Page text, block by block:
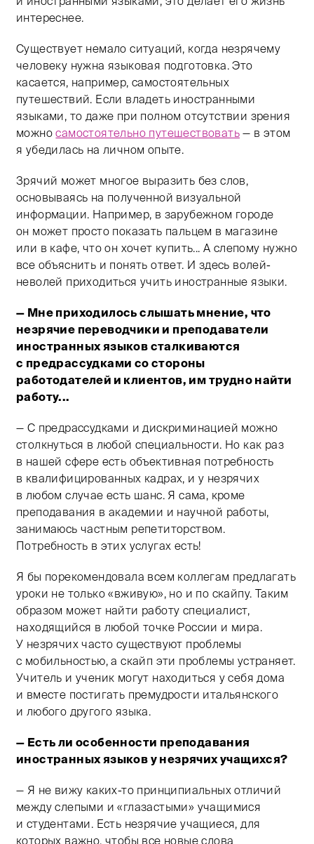
интереснее.
Существует немало ситуаций, когда незрячему
человеку нужна языковая подготовка. Это
касается, например, самостоятельных
путешествий. Если владеть иностранными
языками, то даже при полном отсутствии зрения
можносамостоятельно путешествовать — в этом
я убедилась на личном опыте.
Зрячий может многое выразить без слов,
основываясь на полученной визуальной
информации. Например, в зарубежном городе
он может просто показать пальцем в магазине
или в кафе, что он хочет купить... А слепому нужно
все объяснить и понять ответ. И здесь волей-
неволей приходиться учить иностранные языки.
— Мне приходилось слышать мнение, что
незрячие переводчики и преподаватели
иностранных языков сталкиваются
с предрассудками со стороны
работодателей и клиентов, им трудно найти
работу...
— С предрассудками и дискриминацией можно
столкнуться в любой специальности. Но как раз
в нашей сфере есть объективная потребность
в квалифицированных кадрах, и у незрячих
в любом случае есть шанс. Я сама, кроме
преподавания в академии и научной работы,
занимаюсь частным репетиторством.
Потребность в этих услугах есть!
Я бы порекомендовала всем коллегам предлагать
уроки не только «вживую», но и по скайпу. Таким
образом может найти работу специалист,
находящийся в любой точке России и мира.
У незрячих часто существуют проблемы
с мобильностью, а скайп эти проблемы устраняет.
Учитель и ученик могут находиться у себя дома
и вместе постигать премудрости итальянского
и любого другого языка.
— Есть ли особенности преподавания
иностранных языков у незрячих учащихся?
— Я не вижу каких-то принципиальных отличий
между слепыми и «глазастыми» учащимися
и студентами. Есть незрячие учащиеся, для
которых важно, чтобы все новые слова